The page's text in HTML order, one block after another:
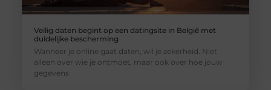
Veilig daten begint op een datingsite in België met
duidelijke bescherming
Wanneer je online gaat daten, wil je zekerheid. Niet
alleen over wie je ontmoet, maar ook over hoe jouw
gegevens